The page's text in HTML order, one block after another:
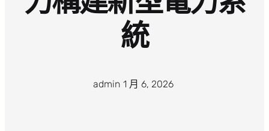
統
admin· 1 月 6, 2026·